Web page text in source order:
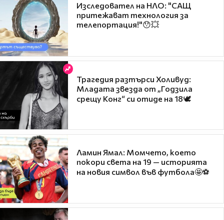
Изследовател на НЛО: "САЩ
притежават технология за
телепортация!"😯💥
Трагедия разтърси Холивуд:
Младата звезда от „Годзила
срещу Конг“ си отиде на 18🕊️
Ламин Ямал: Момчето, което
покори света на 19 — историята
на новия символ във футбола🤩⚽